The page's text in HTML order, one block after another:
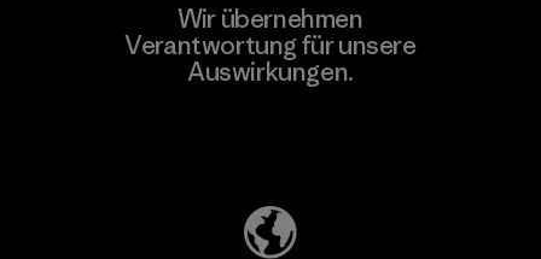
Wir übernehmen
Verantwortung für unsere
Auswirkungen.